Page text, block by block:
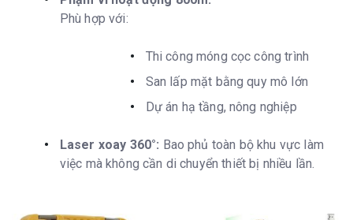
Phù hợp với:
Thi công móng cọc công trình
San lấp mặt bằng quy mô lớn
Dự án hạ tầng, nông nghiệp
Laser xoay 360°: Bao phủ toàn bộ khu vực làm
việc mà không cần di chuyển thiết bị nhiều lần.